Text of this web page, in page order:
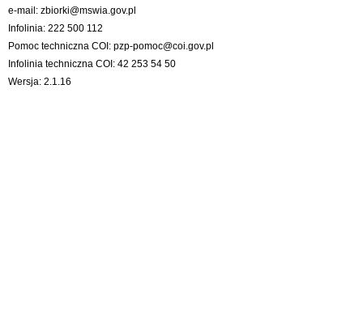
e-mail: zbiorki@mswia.gov.pl
Infolinia: 222 500 112
Pomoc techniczna COI: pzp-pomoc@coi.gov.pl
Infolinia techniczna COI: 42 253 54 50
Wersja: 2.1.16